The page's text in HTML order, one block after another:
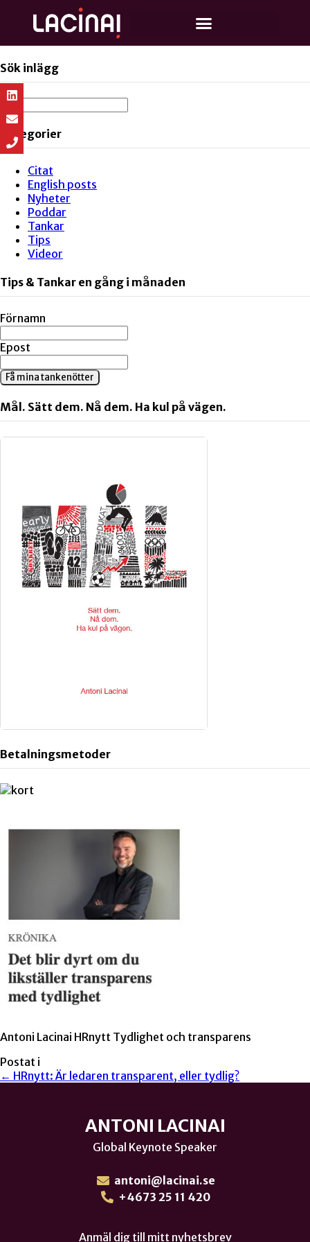
Sök inlägg
Kategorier
Citat
English posts
Nyheter
Poddar
Tankar
Tips
Videor
Tips & Tankar en gång i månaden
Förnamn
Epost
Få mina tankenötter
Mål. Sätt dem. Nå dem. Ha kul på vägen.
Betalningsmetoder
Antoni Lacinai HRnytt Tydlighet och transparens
Postat i
← HRnytt: Är ledaren transparent, eller tydlig?
ANTONI LACINAI
Global Keynote Speaker
antoni@lacinai.se
+4673 25 11 420
Anmäl dig till mitt nyhetsbrev